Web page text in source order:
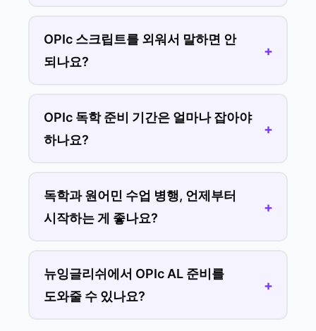
OPIc 스크립트를 외워서 말하면 안
되나요?
OPIc 독학 준비 기간은 얼마나 잡아야
하나요?
독학과 원어민 수업 병행, 언제부터
시작하는 게 좋나요?
뉴잉글리쉬에서 OPIc AL 준비를
도와줄 수 있나요?